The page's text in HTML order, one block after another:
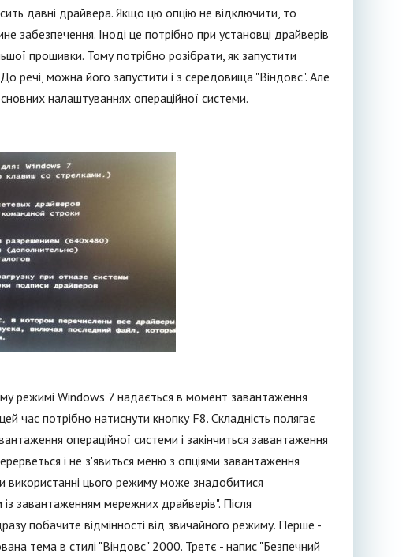
давні драйвера. Якщо цю опцію не відключити, то
забезпечення. Іноді це потрібно при установці драйверів
прошивки. Тому потрібно розібрати, як запустити
речі, можна його запустити і з середовища "Віндовс". Але
налаштуваннях операційної системи.
режимі Windows 7 надається в момент завантаження
час потрібно натиснути кнопку F8. Складність полягає
операційної системи і закінчиться завантаження
і не з'явиться меню з опціями завантаження
використанні цього режиму може знадобитися
завантаженням мережних драйверів". Після
побачите відмінності від звичайного режиму. Перше -
тема в стилі "Віндовс" 2000. Третє - напис "Безпечний